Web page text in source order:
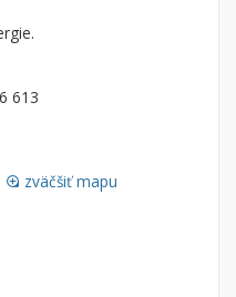
alternate_email Zasielať na email
613
loupe zväčšiť mapu